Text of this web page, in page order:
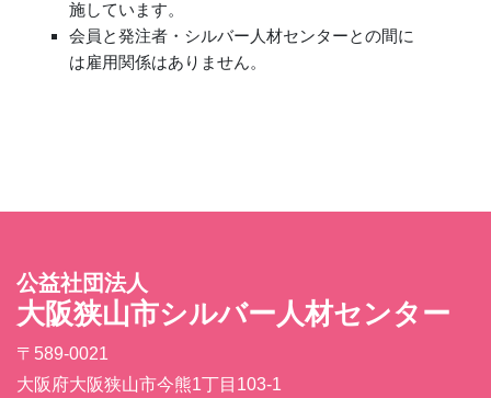
施しています。
会員と発注者・シルバー人材センターとの間に
は雇用関係はありません。
公益社団法人
大阪狭山市シルバー人材センター
〒589-0021
大阪府大阪狭山市今熊1丁目103-1